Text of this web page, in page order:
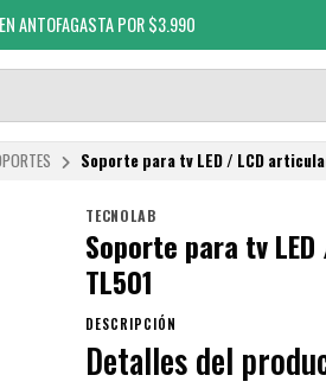
ANTOFAGASTA POR $3.990
Soporte para tv LED / LCD
TECNOLAB
Soporte para tv
TL501
DESCRIPCIÓN
Detalles del